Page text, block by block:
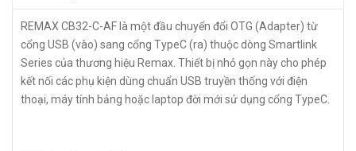
REMAX CB32-C-AF là một đầu chuyển đổi OTG (Adapter) từ
cổng USB (vào) sang cổng TypeC (ra) thuộc dòng Smartlink
Series của thương hiệu Remax. Thiết bị nhỏ gọn này cho phép
kết nối các phụ kiện dùng chuẩn USB truyền thống với điện
thoại, máy tính bảng hoặc laptop đời mới sử dụng cổng TypeC.